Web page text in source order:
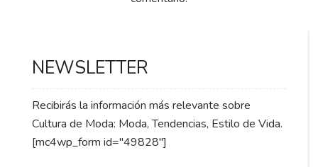
NEWSLETTER
Recibirás la información más relevante sobre
Cultura de Moda: Moda, Tendencias, Estilo de Vida.
[mc4wp_form id="49828"]